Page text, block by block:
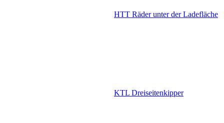
HTT Räder unter der Ladefläche
KTL Dreiseitenkipper